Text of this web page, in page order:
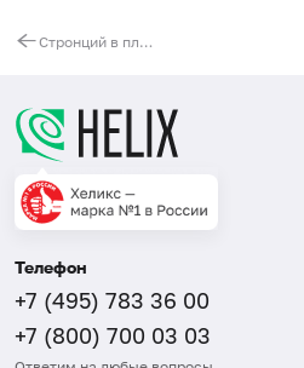
Стронций в плазме
Телефон
+7 (495) 783 36 00
+7 (800) 700 03 03